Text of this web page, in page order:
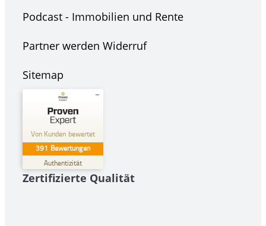
Podcast - Immobilien und Rente
Partner werden Widerruf
Sitemap
Von Kunden bewertet
391 Bewertungen
Authentizität
Kundenbewertungen und Erfahrungen zu
DEGIV - Die Gesellschaft für
Immobilienverrentung Gm...
Empfehlungen auf
ProvenExpert.com
GUT
Zertifizierte Qualität